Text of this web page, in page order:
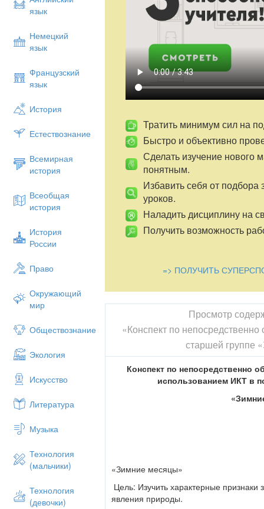
язык
Немецкий
язык
Французский
язык
История
Естествознание
Всемирная
история
Всеобщая
история
История
России
Право
Окружающий
мир
Обществознание
Экология
Искусство
Литература
Музыка
Технология
(мальчики)
Технология
(девочки)
Тратить минимум сил на
Быстро и объективно
Сделать изучение нового
понятным.
Избавить себя от подбора
уроков.
Наладить дисциплину на
Получить возможность
=> ПОЛУЧИТЬ
Просмотр
«Конспект по
старшей группе
Конспект по непосредственно
использованием ИКТ в
«Зимние месяцы»
Цель: Изучить характерные
явления природы.